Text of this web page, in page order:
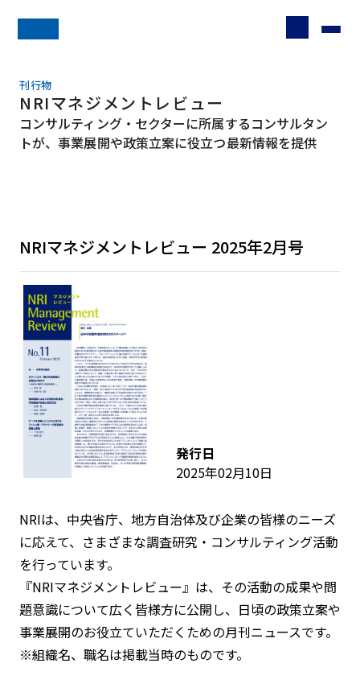
刊行物
NRIマネジメントレビュー
コンサルティング・セクターに所属するコンサルタン
トが、事業展開や政策立案に役立つ最新情報を提供
NRIマネジメントレビュー 2025年2月号
発行日
2025年02月10日
NRIは、中央省庁、地方自治体及び企業の皆様のニーズ
に応えて、さまざまな調査研究・コンサルティング活動
を行っています。
『NRIマネジメントレビュー』は、その活動の成果や問
題意識について広く皆様方に公開し、日頃の政策立案や
事業展開のお役立ていただくための月刊ニュースです。
※組織名、職名は掲載当時のものです。